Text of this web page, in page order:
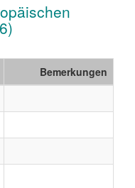
Bemerkungen